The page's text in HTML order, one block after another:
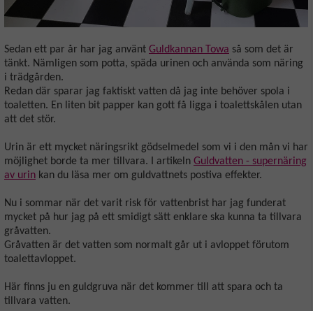
Sedan ett par år har jag använt Guldkannan Towa så som det är
tänkt. Nämligen som potta, späda urinen och använda som näring
i trädgården.
Redan där sparar jag faktiskt vatten då jag inte behöver spola i
toaletten. En liten bit papper kan gott få ligga i toalettskålen utan
att det stör.
Urin är ett mycket näringsrikt gödselmedel som vi i den mån vi har
möjlighet borde ta mer tillvara. I artikeln Guldvatten - supernäring
av urin kan du läsa mer om guldvattnets postiva effekter.
Nu i sommar när det varit risk för vattenbrist har jag funderat
mycket på hur jag på ett smidigt sätt enklare ska kunna ta tillvara
gråvatten.
Gråvatten är det vatten som normalt går ut i avloppet förutom
toalettavloppet.
Här finns ju en guldgruva när det kommer till att spara och ta
tillvara vatten.